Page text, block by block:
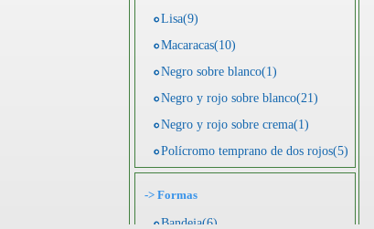
Lisa(9)
Macaracas(10)
Negro sobre blanco(1)
Negro y rojo sobre blanco(21)
Negro y rojo sobre crema(1)
Polícromo temprano de dos rojos(5)
-> Formas
Bandeja(6)